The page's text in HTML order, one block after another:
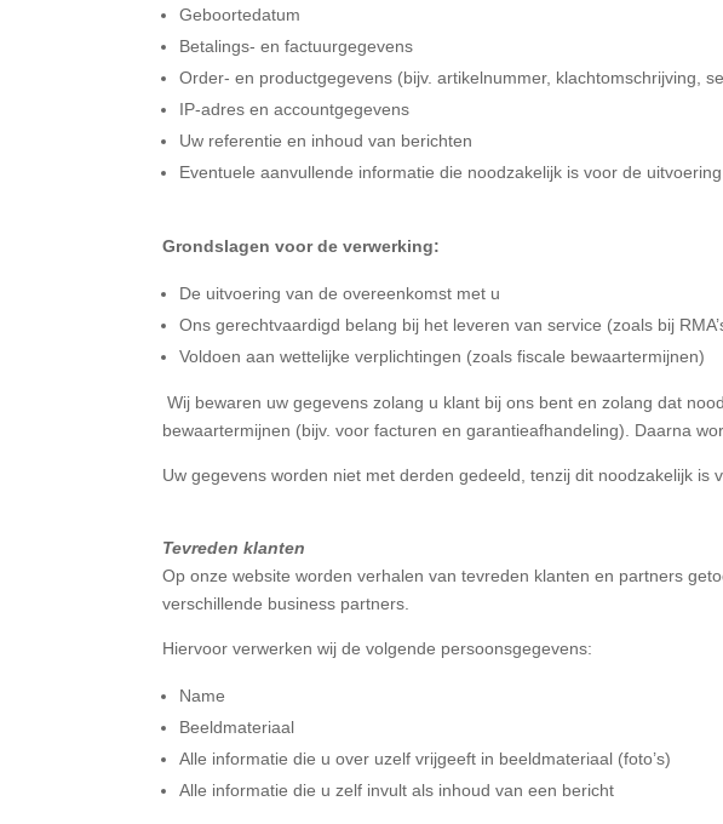
Geboortedatum
Betalings- en factuurgegevens
Order- en productgegevens (bijv. artikelnummer, klachtomschrijving,
IP-adres en accountgegevens
Uw referentie en inhoud van berichten
Eventuele aanvullende informatie die noodzakelijk is voor de
Grondslagen voor de verwerking:
De uitvoering van de overeenkomst met u
Ons gerechtvaardigd belang bij het leveren van service (zoals bij
Voldoen aan wettelijke verplichtingen (zoals fiscale bewaartermijnen)
Wij bewaren uw gegevens zolang u klant bij ons bent en zolang dat
bewaartermijnen (bijv. voor facturen en garantieafhandeling). Daarna
Uw gegevens worden niet met derden gedeeld, tenzij dit noodzakelijk
Tevreden klanten
Op onze website worden verhalen van tevreden klanten en partners
verschillende business partners.
Hiervoor verwerken wij de volgende persoonsgegevens:
Name
Beeldmateriaal
Alle informatie die u over uzelf vrijgeeft in beeldmateriaal (foto’s)
Alle informatie die u zelf invult als inhoud van een bericht